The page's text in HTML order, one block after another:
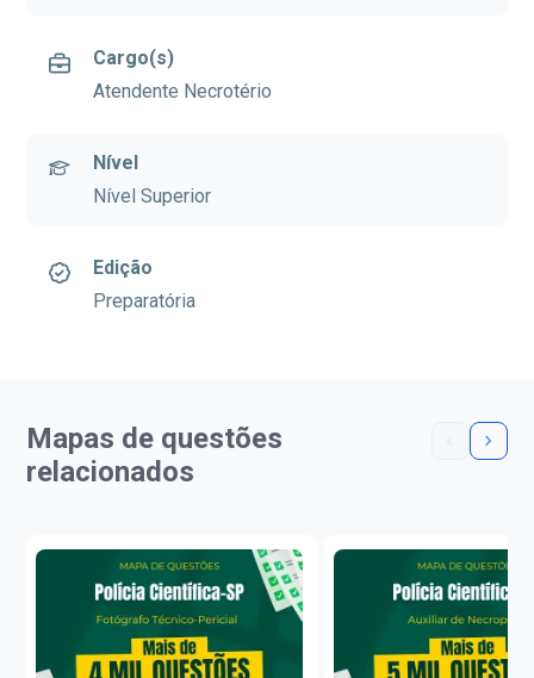
Cargo(s)
Atendente Necrotério
Nível
Nível Superior
Edição
Preparatória
Mapas de questões
relacionados